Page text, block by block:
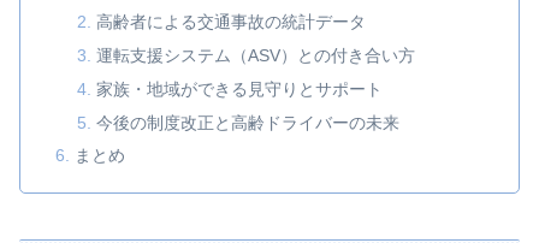
高齢者による交通事故の統計データ
運転支援システム（ASV）との付き合い方
家族・地域ができる見守りとサポート
今後の制度改正と高齢ドライバーの未来
まとめ